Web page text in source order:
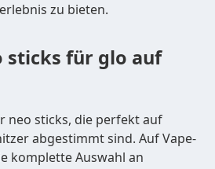
zu bieten.
sticks für glo auf
neo sticks, die perfekt auf
abgestimmt sind. Auf Vape-
komplette Auswahl an